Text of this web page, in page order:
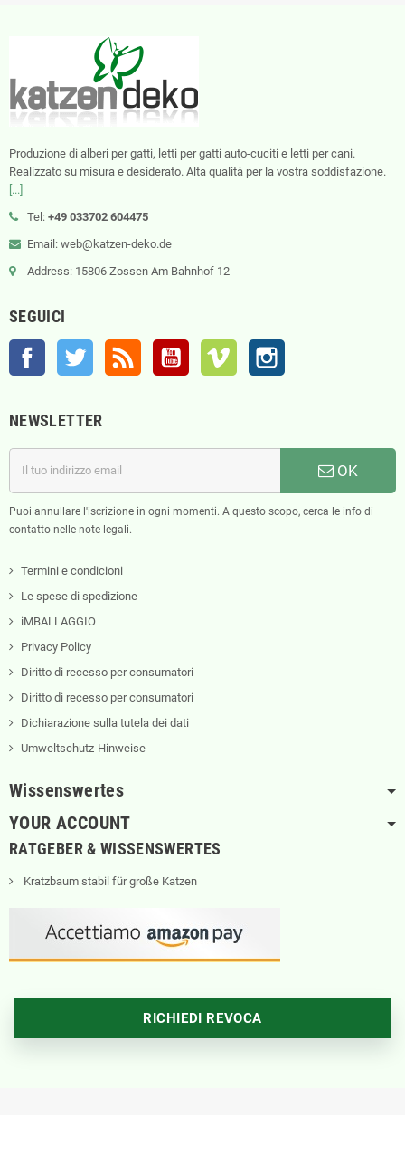
Produzione di alberi per gatti, letti per gatti auto-cuciti e letti per cani.
Realizzato su misura e desiderato. Alta qualità per la vostra soddisfazione.
[...]
Tel: +49 033702 604475
Email: web@katzen-deko.de
Address: 15806 Zossen Am Bahnhof 12
SEGUICI
Facebook Twitter YouTube Vimeo
NEWSLETTER
OK
Puoi annullare l'iscrizione in ogni momenti. A questo scopo, cerca le info di
contatto nelle note legali.
Termini e condicioni
Le spese di spedizione
iMBALLAGGIO
Privacy Policy
Diritto di recesso per consumatori
Diritto di recesso per consumatori
Dichiarazione sulla tutela dei dati
Umweltschutz-Hinweise
Wissenswertes
YOUR ACCOUNT
RATGEBER & WISSENSWERTES
Kratzbaum stabil für große Katzen
RICHIEDI REVOCA